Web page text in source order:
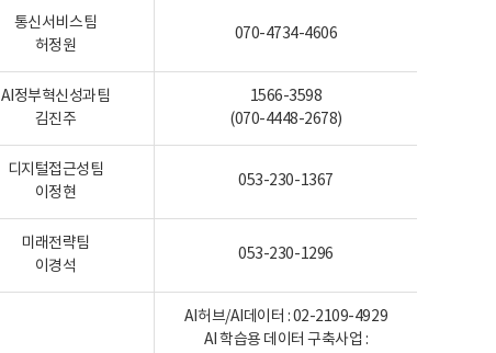
통신서비스팀
허정원
070-4734-4606
AI정부혁신성과팀
김진주
1566-3598
(070-4448-2678)
디지털접근성팀
이정현
053-230-1367
미래전략팀
이경석
053-230-1296
AI허브/AI데이터 : 02-2109-4929
AI 학습용 데이터 구축사업 :